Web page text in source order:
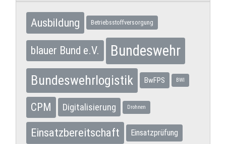
Ausbildung Betriebsstoffversorgung
blauer Bund e.V. Bundeswehr
Bundeswehrlogistik BwFPS BWI
CPM Digitalisierung Drohnen
Einsatzbereitschaft Einsatzprüfung